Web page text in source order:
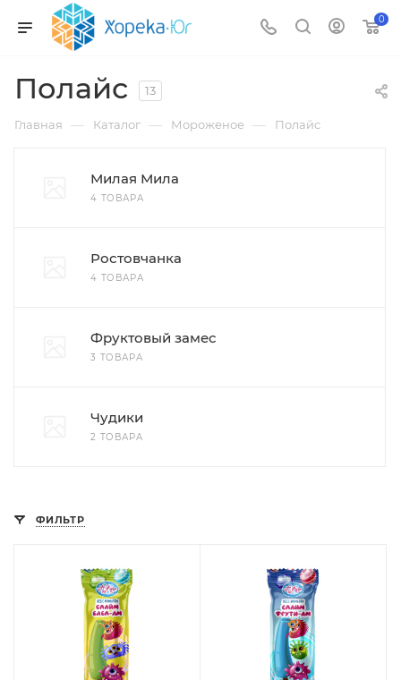
0
Полайс 13
Главная — Каталог — Мороженое — Полайс
Милая Мила
4 ТОВАРА
Ростовчанка
4 ТОВАРА
Фруктовый замес
3 ТОВАРА
Чудики
2 ТОВАРА
ФИЛЬТР